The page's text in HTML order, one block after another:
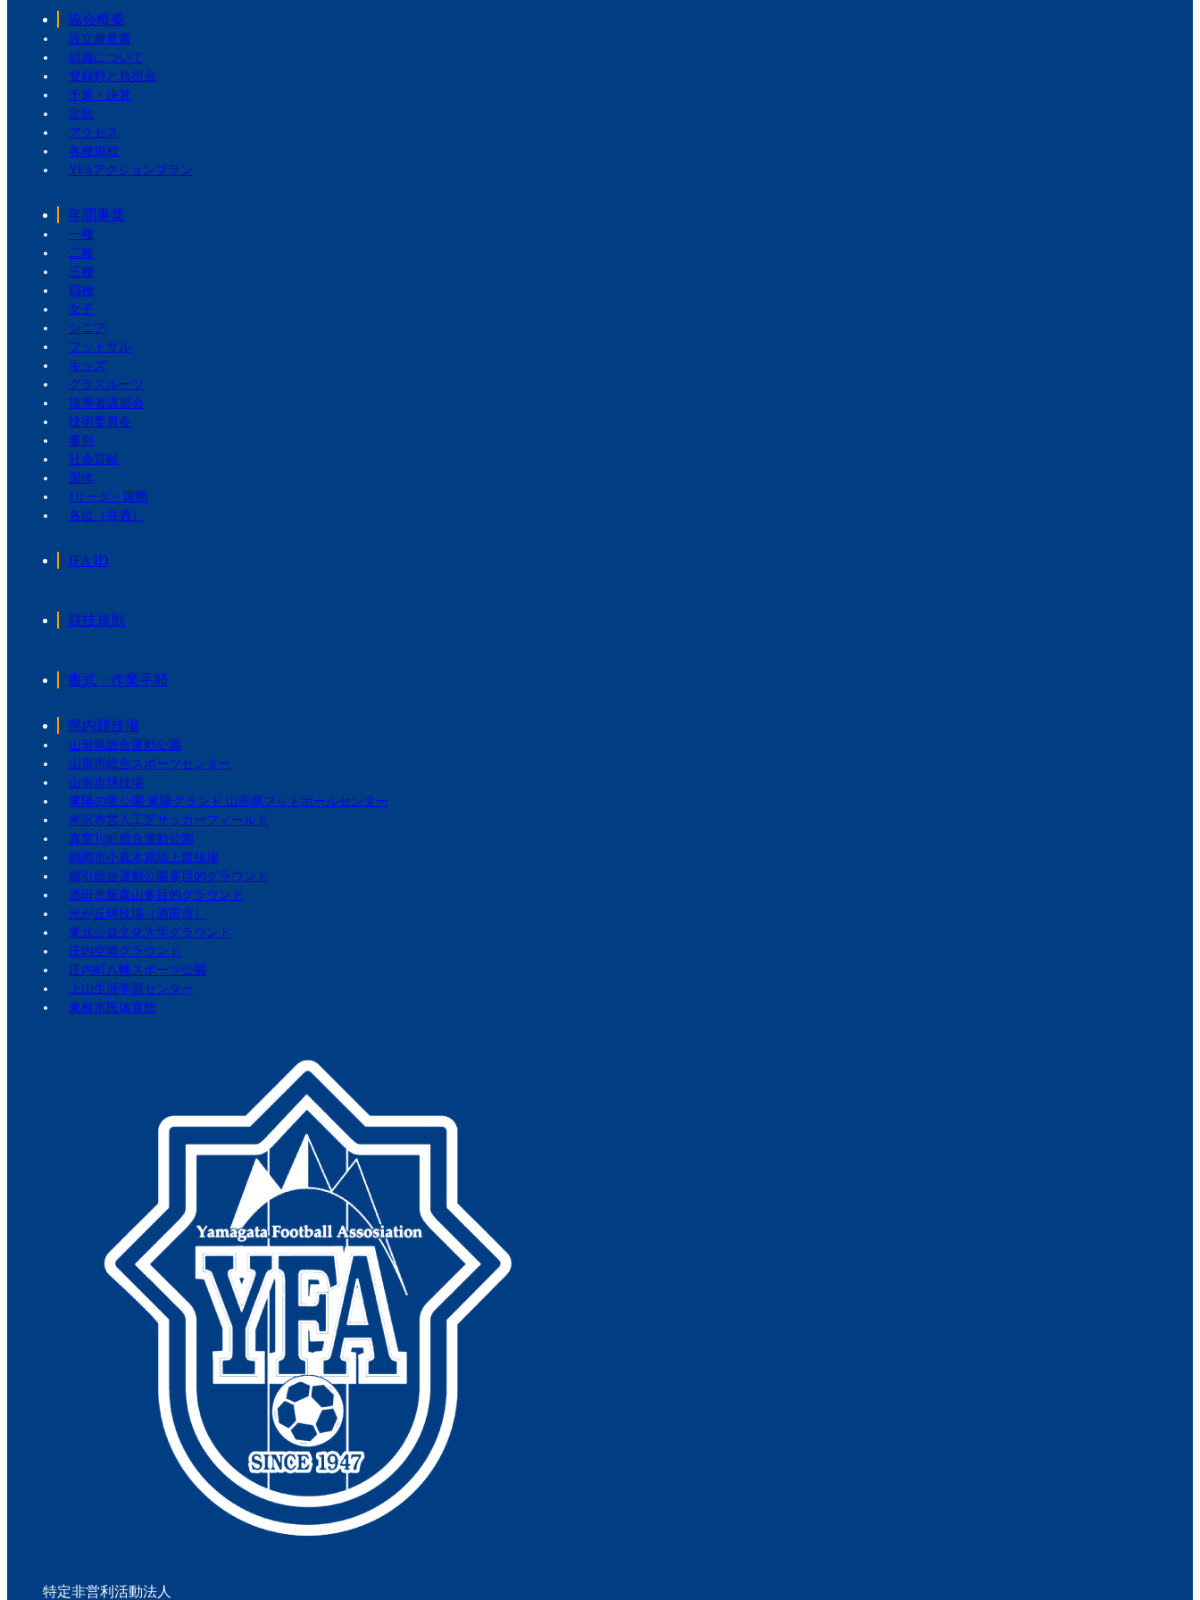
協会概要
設立趣意書
組織について
登録料と負担金
予算・決算
定款
アクセス
各種規程
YFAアクションプラン
年間事業
一種
二種
三種
四種
女子
シニア
フットサル
キッズ
グラスルーツ
指導者講習会
技術委員会
審判
社会貢献
国体
Jリーグ・国際
各位（共通）
JFA ID
競技規則
書式・作業手順
県内競技場
山形県総合運動公園
山形市総合スポーツセンター
山形市球技場
東陽の里公園 東陽グランド 山形県フットボールセンター
米沢市営人工芝サッカーフィールド
真室川町総合運動公園
鶴岡市小真木原陸上競技場
櫛引総合運動公園多目的グラウンド
酒田市飯森山多目的グラウンド
光が丘球技場（酒田市）
東北公益文化大学グラウンド
庄内空港グラウンド
庄内町八幡スポーツ公園
上山生涯学習センター
東根市民体育館
特定非営利活動法人